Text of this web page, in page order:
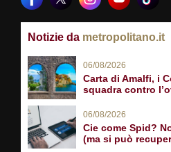
Notizie da metropolitano.it
06/08/2026
Carta di Amalfi, i
squadra contro
06/08/2026
Cie come Spid?
(ma si può